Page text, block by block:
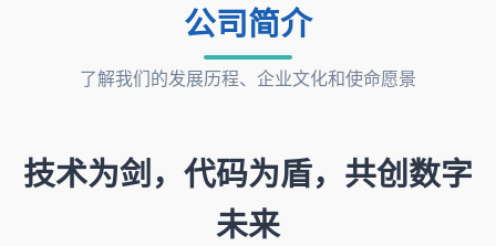
公司简介
了解我们的发展历程、企业文化和使命愿景
技术为剑，代码为盾，共创数字
未来